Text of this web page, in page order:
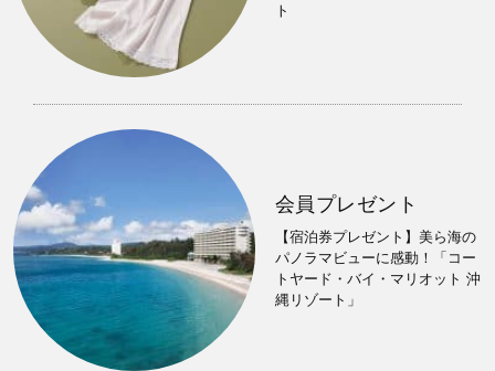
ト
会員プレゼント
【宿泊券プレゼント】美ら海の
パノラマビューに感動！「コー
トヤード・バイ・マリオット 沖
縄リゾート」